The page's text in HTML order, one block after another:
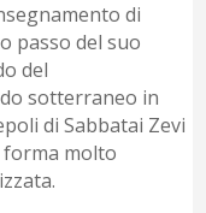
di
passo del suo
del
sotterraneo in
di Sabbatai Zevi
molto